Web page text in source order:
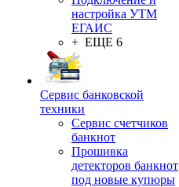
настройка УТМ
ЕГАИС
+ ЕЩЕ 6
Сервис банковской
техники
Сервис счетчиков
банкнот
Прошивка
детекторов банкнот
под новые купюры